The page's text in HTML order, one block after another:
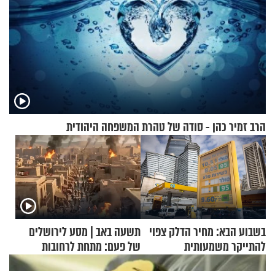
הרב זמיר כהן - סודה של טהרת המשפחה היהודית
בשבוע הבא: מחיר הדלק צפוי
להתייקר משמעותית
תשעה באב | מסע לירושלים
של פעם: מתחת לרחובות
ירושלים